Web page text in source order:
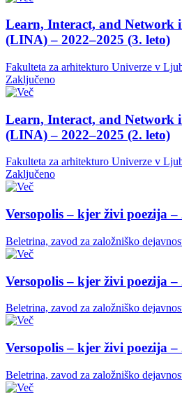
Learn, Interact, and Network
(LINA) – 2022–2025 (3. leto)
Fakulteta za arhitekturo Univerze v
Zaključeno
Learn, Interact, and Network
(LINA) – 2022–2025 (2. leto)
Fakulteta za arhitekturo Univerze v
Zaključeno
Versopolis – kjer živi poezija –
Beletrina, zavod za založniško
Versopolis – kjer živi poezija –
Beletrina, zavod za založniško
Versopolis – kjer živi poezija –
Beletrina, zavod za založniško